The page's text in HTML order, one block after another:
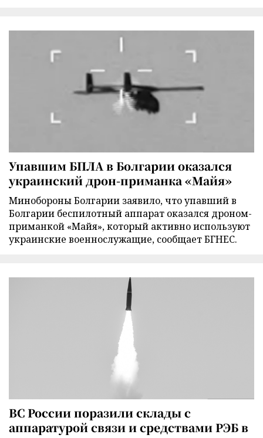
Упавшим БПЛА в Болгарии оказался
украинский дрон-приманка «Майя»
Минобороны Болгарии заявило, что упавший в
Болгарии беспилотный аппарат оказался дроном-
приманкой «Майя», который активно используют
украинские военнослужащие, сообщает БГНЕС.
ВС России поразили склады с
аппаратурой связи и средствами РЭБ в